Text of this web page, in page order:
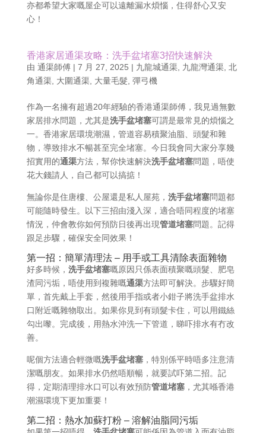
亦都希望大家嘅屋企可以遠離漏水煩惱，住得舒心又安
心！
香港家居通渠攻略：洗手盆堵塞3招快速解決
由 通渠師傅| 7 月 27, 2025 | 九龍城通渠, 九龍灣通渠, 北
角通渠, 大圍通渠, 大量毛髮 彈弓機
作為一名擁有超過20年經驗的香港通渠師傅，我見過無數
家居排水問題，尤其是洗手盆堵塞可謂是最常見的煩惱之
一。香港家居環境潮濕，管道容易積聚油脂、頭髮和雜
物，導致排水不暢甚至完全堵塞。今日我會同大家分享幾
招實用的通渠方法，幫你快速解決洗手盆堵塞問題，唔使
花大錢請人，自己都可以搞掂！
無論你是住唐樓、公屋還是私人屋苑， 洗手盆堵塞問題都
可能隨時發生。以下三招由淺入深，適合唔同程度的堵塞
情況，仲會教你如何預防日後再出現管道堵塞問題。記得
跟足步驟，確保安全同效果！
第一招：簡單清理法 – 用手或工具清除表面雜物
好多時候， 洗手盆堵塞嘅原因只係表面積聚嘅頭髮、肥皂
渣同污垢，唔使用到複雜嘅通渠方法即可解決。步驟好簡
單，首先戴上手套，然後用手指或者小鉗子將洗手盆排水
口附近嘅雜物取出。如果你見到有頭髮卡住，可以用鐵絲
勾出嚟。完成後，用熱水沖洗一下管道，睇吓排水有冇改
善。
呢個方法適合輕微嘅洗手盆堵塞，特別係平時唔多注意清
潔嘅朋友。如果排水仍然唔順暢，就要試吓第二招。記
得，定期清理排水口可以有效預防管道堵塞，尤其喺香港
潮濕環境下更加重要！
第二招：熱水加蘇打粉 – 溶解油脂同污垢